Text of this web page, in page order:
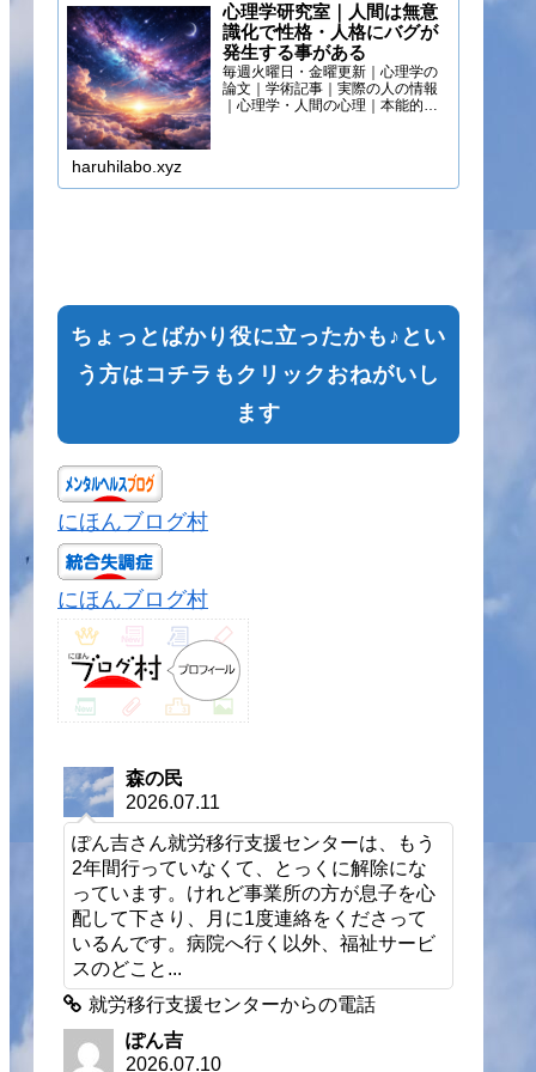
心理学研究室｜人間は無意
識化で性格・人格にバグが
発生する事がある
毎週火曜日・金曜更新｜心理学の
論文｜学術記事｜実際の人の情報
｜心理学・人間の心理｜本能的心
haruhilabo.xyz
ちょっとばかり役に立ったかも♪とい
う方はコチラもクリックおねがいし
ます
にほんブログ村
にほんブログ村
森の民
2026.07.11
ぽん吉さん就労移行支援センターは、もう
2年間行っていなくて、とっくに解除にな
っています。けれど事業所の方が息子を心
配して下さり、月に1度連絡をくださって
いるんです。病院へ行く以外、福祉サービ
スのどこと...
就労移行支援センターからの電話
ぽん吉
2026.07.10